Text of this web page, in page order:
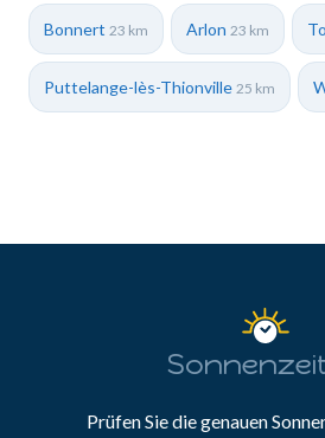
Bonnert 23 km Arlon 23 km
Puttelange-lès-Thionville 25 km
Prüfen Sie die genauen